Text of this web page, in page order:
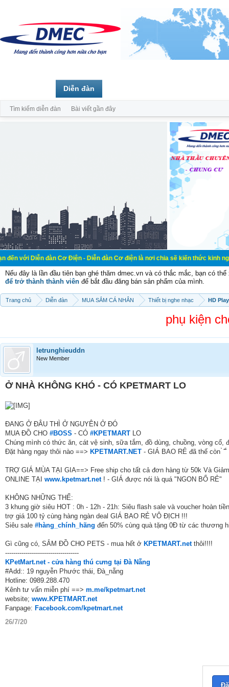
đàn Cơ Điện - Diễn đàn Cơ điện là nơi chia sẽ kiến thức kinh nghiệm
Nếu đây là lần đầu tiên bạn ghé thăm dmec.vn và có thắc mắc, bạn có
để trở thành thành viên để bắt đầu đăng bán sản phẩm của mình.
Trang chủ Diễn đàn MUA SẮM CÁ NHÂN Thiết bị nghe nhạc HD
phụ kiện
letrunghieuddn
New Member
Ở NHÀ KHÔNG KHÓ - CÓ KPETMART LO
ĐANG Ở ĐÂU THÌ Ở NGUYÊN Ở ĐÓ
MUA ĐỒ CHO #BOSS - CÓ #KPETMART LO
Chúng mình có thức ăn, cát vệ sinh, sữa tắm, đồ dùng, chuồng, vòng
Đặt hàng ngay thôi nào ==> KPETMART.NET - GIÁ BAO RẺ đã thế còn ̀ ̂̃ ́
TRỢ GIÁ MÙA TẠI GIA==> Free ship cho tất cả đơn hàng từ 50k Và
ONLINE TẠI www.kpetmart.net! - GIÁ được nói là quá "NGON BỔ RẺ"
KHÔNG NHỮNG THẾ:
3 khung giờ siêu HOT : 0h - 12h - 21h: Siêu flash sale và voucher hoàn
trợ giá 100 tỷ cùng hàng ngàn deal GIÁ BAO RẺ VÔ ĐỊCH !!!
Siêu sale #hàng_chính_hãng đến 50% cùng quà tặng 0Đ từ các thương
Gì cũng có, SẮM ĐỒ CHO PETS - mua hết ở KPETMART.netthôi!!!!
------------------------------------
KPetMart.net - cửa hàng thú cưng tại Đà Nẵng
#Add:: 19 nguyễn Phước thái, Đà_nẵng
Hotline: 0989.288.470
Kênh tư vấn miễn phí ==> m.me/kpetmart.net
website; www.KPETMART.net
Fanpage: Facebook.com/kpetmart.net
26/7/20
Diễn đàn
Tìm kiếm diễn đàn Bài viết gần đây